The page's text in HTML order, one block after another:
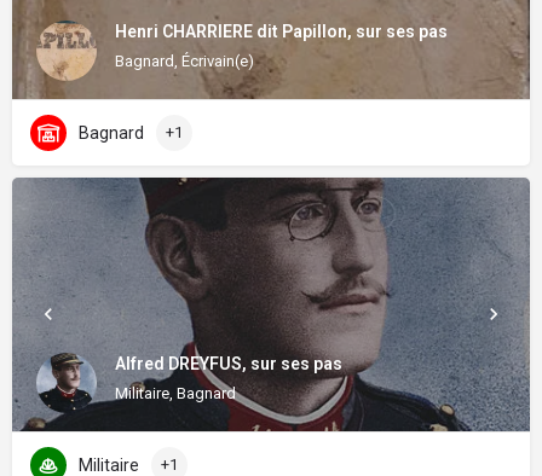
Henri CHARRIERE dit Papillon, sur ses pas
Bagnard, Écrivain(e)
Bagnard +1
Alfred DREYFUS, sur ses pas
Militaire, Bagnard
Militaire +1